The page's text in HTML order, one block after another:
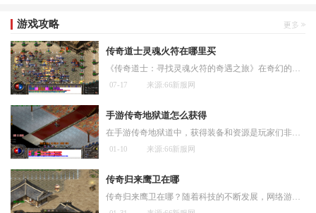
游戏攻略
传奇道士灵魂火符在哪里买
07-17 来源:66新服网
手游传奇地狱道怎么获得
01-10 来源:66新服网
传奇归来鹰卫在哪